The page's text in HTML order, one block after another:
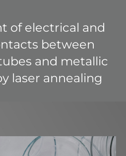
of electrical and
between
and metallic
laser annealing